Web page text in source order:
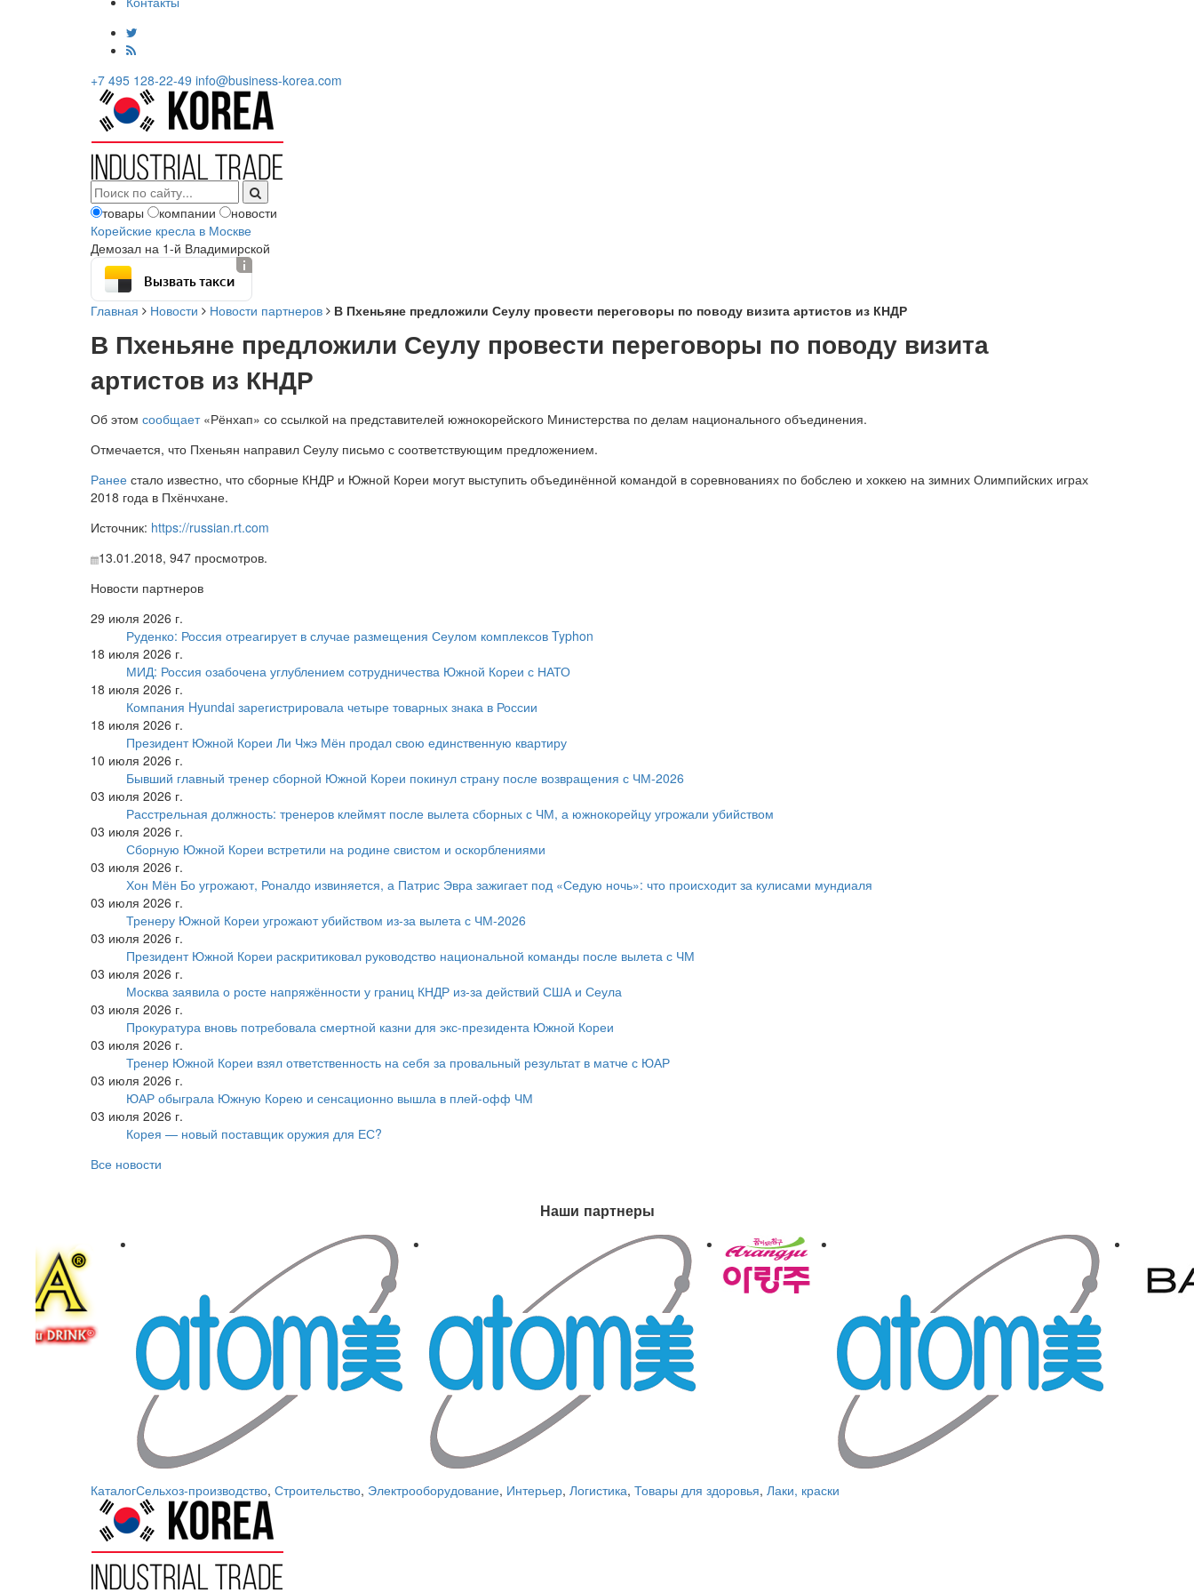
+7 495 128-22-49 info@business-korea.com
товары компании
новости
Корейские кресла в Москве
Демозал на 1-й Владимирской
Вызвать такси
Главная Новости Новости партнеров В Пхеньяне предложили Сеулу провести переговоры по поводу визита артистов из КНДР
В Пхеньяне предложили Сеулу провести переговоры по поводу визита
артистов из КНДР
Об этом сообщает«Рёнхап» со ссылкой на представителей южнокорейского Министерства по делам национального объединения.
Отмечается, что Пхеньян направил Сеулу письмо с соответствующим предложением.
Ранее стало известно, что сборные КНДР и Южной Кореи могут выступить объединённой командой в соревнованиях по бобслею и хоккею на зимних Олимпийских играх
2018 года в Пхёнчхане.
Источник: https://russian.rt.com
13.01.2018, 947 просмотров.
Новости партнеров
29 июля 2026 г.
Руденко: Россия отреагирует в случае размещения Сеулом комплексов Typhon
18 июля 2026 г.
МИД: Россия озабочена углублением сотрудничества Южной Кореи с НАТО
18 июля 2026 г.
Компания Hyundai зарегистрировала четыре товарных знака в России
18 июля 2026 г.
Президент Южной Кореи Ли Чжэ Мён продал свою единственную квартиру
10 июля 2026 г.
Бывший главный тренер сборной Южной Кореи покинул страну после возвращения с ЧМ-2026
03 июля 2026 г.
Расстрельная должность: тренеров клеймят после вылета сборных с ЧМ, а южнокорейцу угрожали убийством
03 июля 2026 г.
Сборную Южной Кореи встретили на родине свистом и оскорблениями
03 июля 2026 г.
Хон Мён Бо угрожают, Роналдо извиняется, а Патрис Эвра зажигает под «Седую ночь»: что происходит за кулисами мундиаля
03 июля 2026 г.
Тренеру Южной Кореи угрожают убийством из-за вылета с ЧМ-2026
03 июля 2026 г.
Президент Южной Кореи раскритиковал руководство национальной команды после вылета с ЧМ
03 июля 2026 г.
Москва заявила о росте напряжённости у границ КНДР из-за действий США и Сеула
03 июля 2026 г.
Прокуратура вновь потребовала смертной казни для экс-президента Южной Кореи
03 июля 2026 г.
Тренер Южной Кореи взял ответственность на себя за провальный результат в матче с ЮАР
03 июля 2026 г.
ЮАР обыграла Южную Корею и сенсационно вышла в плей-офф ЧМ
03 июля 2026 г.
Корея — новый поставщик оружия для ЕС?
Все новости
Наши партнеры
КаталогСельхоз-производство, Строительство, Электрооборудование, Интерьер, Логистика, Товары для здоровья, Лаки, краски